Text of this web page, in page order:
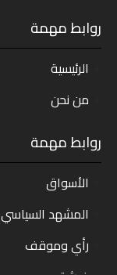
روابط مهمة
الرئيسية
من نحن
روابط مهمة
الأسواق
المشهد السياسي
رأي وموقف